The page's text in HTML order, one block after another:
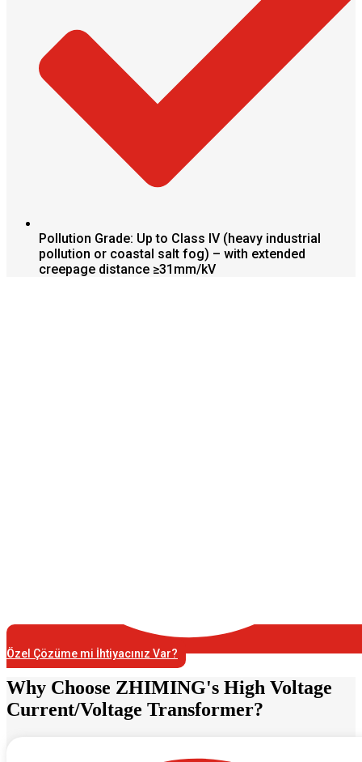
Pollution Grade: Up to Class IV (heavy industrial
pollution or coastal salt fog) – with extended
creepage distance ≥31mm/kV
Özel Çözüme mi İhtiyacınız Var?
Why Choose ZHIMING's High Voltage
Current/Voltage Transformer?